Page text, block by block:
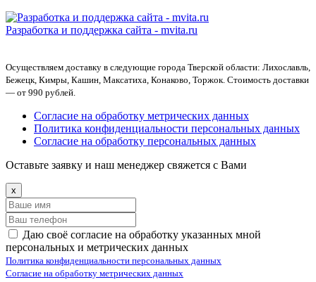
Разработка и поддержка сайта - mvita.ru
Осуществляем доставку в следующие города Тверской области: Лихославль,
Бежецк, Кимры, Кашин, Максатиха, Конаково, Торжок. Стоимость доставки
— от 990 рублей.
Согласие на обработку метрических данных
Политика конфиденциальности персональных данных
Согласие на обработку персональных данных
Оставьте заявку и наш менеджер свяжется с Вами
x
Даю своё согласие на обработку указанных мной
персональных и метрических данных
Политика конфиденциальности персональных данных
Согласие на обработку метрических данных